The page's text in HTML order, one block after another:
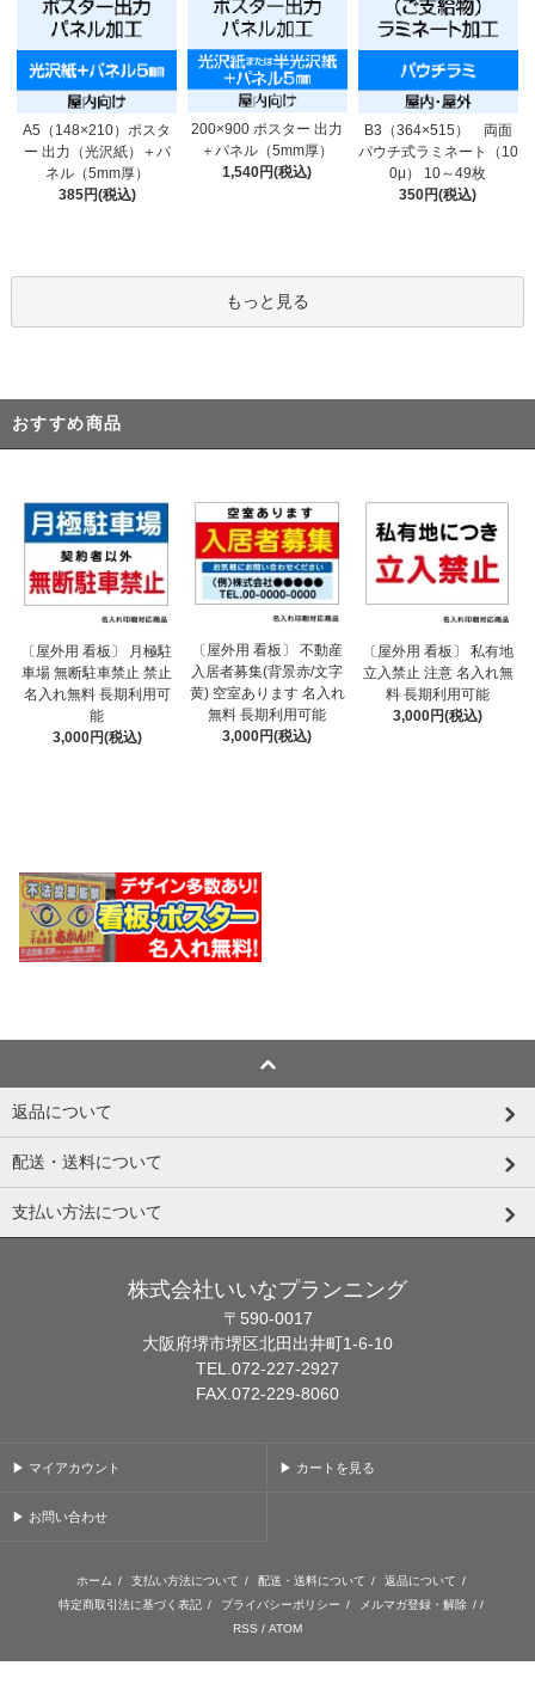
A5（148×210）ポスタ
ー 出力（光沢紙）＋パ
ネル（5mm厚）
385円(税込)
200×900 ポスター 出力
＋パネル（5mm厚）
1,540円(税込)
B3（364×515） 両面
パウチ式ラミネート（10
0μ） 10～49枚
350円(税込)
もっと見る
おすすめ商品
〔屋外用 看板〕 月極駐
車場 無断駐車禁止 禁止
名入れ無料 長期利用可
能
3,000円(税込)
〔屋外用 看板〕 不動産
入居者募集(背景赤/文字
黄) 空室あります 名入れ
無料 長期利用可能
3,000円(税込)
〔屋外用 看板〕 私有地
立入禁止 注意 名入れ無
料 長期利用可能
3,000円(税込)
返品について
配送・送料について
支払い方法について
株式会社いいなプランニング
〒590-0017
大阪府堺市堺区北田出井町1-6-10
TEL.072-227-2927
FAX.072-229-8060
▶ マイアカウント ▶ カートを見る
▶ お問い合わせ
ホーム / 支払い方法について / 配送・送料について / 返品について /
特定商取引法に基づく表記 / プライバシーポリシー / メルマガ登録・解除 / /
RSS / ATOM